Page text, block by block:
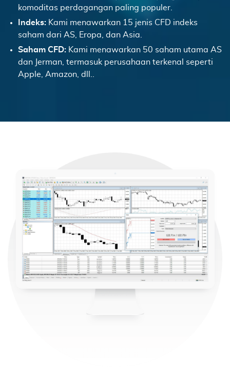
komoditas perdagangan paling populer.
Indeks: Kami menawarkan 15 jenis CFD indeks
saham dari AS, Eropa, dan Asia.
Saham CFD: Kami menawarkan 50 saham utama AS
dan Jerman, termasuk perusahaan terkenal seperti
Apple, Amazon, dll..